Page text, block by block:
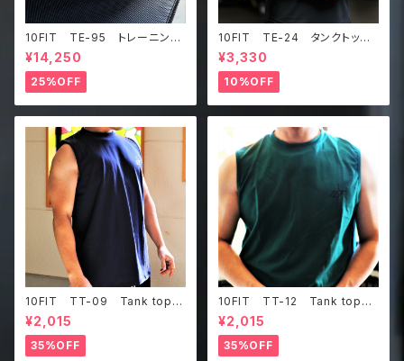
10FIT TE-95 トレーニング
ベルト リフティングベルト パ
ワーベルト レザー ワインレ
ッド lifting belt power b
elt
¥14,250
25%OFF
10FIT TE-24 タンクトッ
プ メッシュ ジムウェア トレ
ーニング 筋トレ 黒 Tankt
op
¥3,330
10%OFF
10FIT TT-09 Tank top
タンクトップ ジムウェア トレ
ーニング 筋トレ 紺
¥2,015
35%OFF
10FIT TT-12 Tank top
タンクトップ ジムウェア トレ
ーニング 筋トレ ダークグリ
ーン
¥2,015
35%OFF